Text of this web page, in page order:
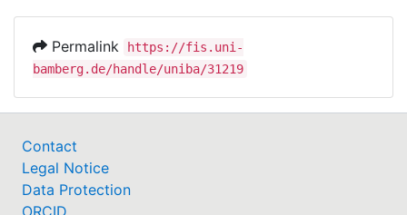
Permalink
https://fis.uni-
bamberg.de/handle/uniba/31219
Contact
Legal Notice
Data Protection
ORCID